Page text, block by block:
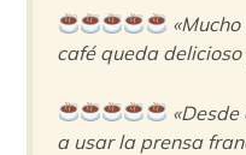
café queda
a usar la prensa